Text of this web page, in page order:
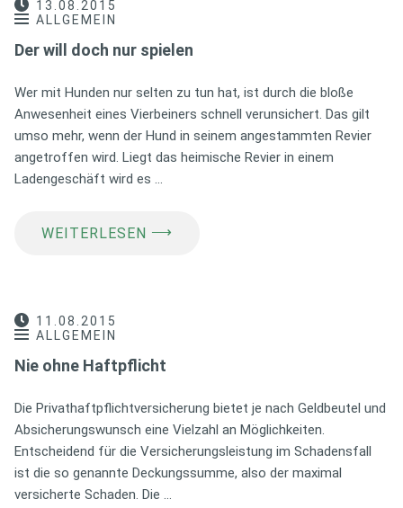
13.08.2015
ALLGEMEIN
Der will doch nur spielen
Wer mit Hunden nur selten zu tun hat, ist durch die bloße
Anwesenheit eines Vierbeiners schnell verunsichert. Das gilt
umso mehr, wenn der Hund in seinem angestammten Revier
angetroffen wird. Liegt das heimische Revier in einem
Ladengeschäft wird es …
WEITERLESEN ⟶
11.08.2015
ALLGEMEIN
Nie ohne Haftpflicht
Die Privathaftpflichtversicherung bietet je nach Geldbeutel und
Absicherungswunsch eine Vielzahl an Möglichkeiten.
Entscheidend für die Versicherungsleistung im Schadensfall
ist die so genannte Deckungssumme, also der maximal
versicherte Schaden. Die …